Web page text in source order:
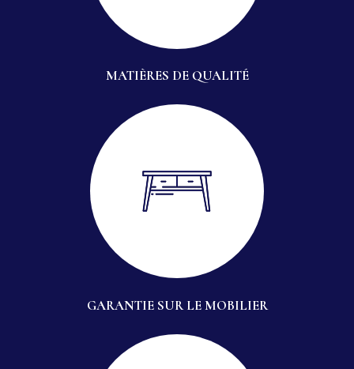
MATIÈRES DE QUALITÉ
GARANTIE SUR LE MOBILIER